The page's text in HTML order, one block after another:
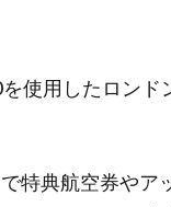
使用したロンド
特典航空券やア